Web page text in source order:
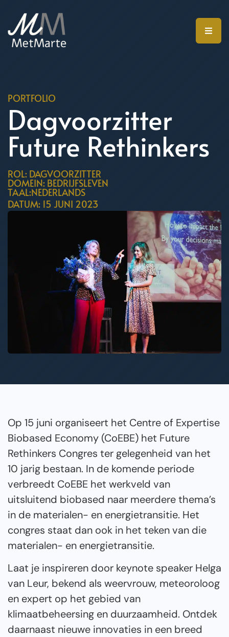
PORTFOLIO
Dagvoorzitter
Future Rethinkers
ROL: DAGVOORZITTER
DOMEIN: BEDRIJFSLEVEN
TAAL:NEDERLANDS
DATUM: 15 JUNI 2023
Op 15 juni organiseert het Centre of Expertise
Biobased Economy (CoEBE) het Future
Rethinkers Congres ter gelegenheid van het
10 jarig bestaan. In de komende periode
verbreedt CoEBE het werkveld van
uitsluitend biobased naar meerdere thema’s
in de materialen- en energietransitie. Het
congres staat dan ook in het teken van die
materialen- en energietransitie.
Laat je inspireren door keynote speaker Helga
van Leur, bekend als weervrouw, meteoroloog
en expert op het gebied van
klimaatbeheersing en duurzaamheid. Ontdek
daarnaast nieuwe innovaties in een breed